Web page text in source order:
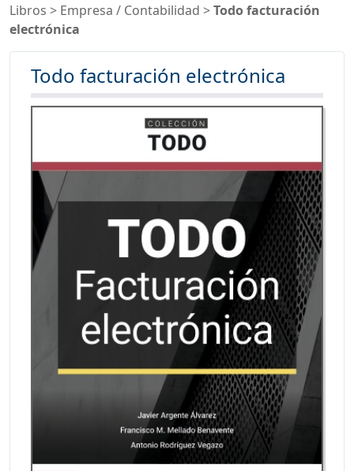
Libros > Empresa / Contabilidad >Todo facturación
electrónica
Todo facturación electrónica